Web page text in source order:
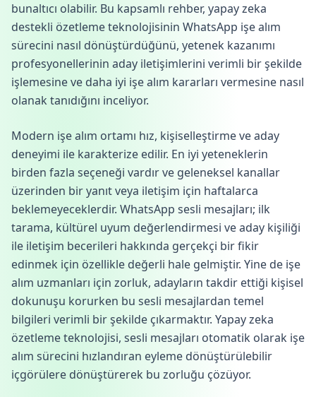
bunaltıcı olabilir. Bu kapsamlı rehber, yapay zeka
destekli özetleme teknolojisinin WhatsApp işe alım
sürecini nasıl dönüştürdüğünü, yetenek kazanımı
profesyonellerinin aday iletişimlerini verimli bir şekilde
işlemesine ve daha iyi işe alım kararları vermesine nasıl
olanak tanıdığını inceliyor.
Modern işe alım ortamı hız, kişiselleştirme ve aday
deneyimi ile karakterize edilir. En iyi yeteneklerin
birden fazla seçeneği vardır ve geleneksel kanallar
üzerinden bir yanıt veya iletişim için haftalarca
beklemeyeceklerdir. WhatsApp sesli mesajları; ilk
tarama, kültürel uyum değerlendirmesi ve aday kişiliği
ile iletişim becerileri hakkında gerçekçi bir fikir
edinmek için özellikle değerli hale gelmiştir. Yine de işe
alım uzmanları için zorluk, adayların takdir ettiği kişisel
dokunuşu korurken bu sesli mesajlardan temel
bilgileri verimli bir şekilde çıkarmaktır. Yapay zeka
özetleme teknolojisi, sesli mesajları otomatik olarak işe
alım sürecini hızlandıran eyleme dönüştürülebilir
içgörülere dönüştürerek bu zorluğu çözüyor.